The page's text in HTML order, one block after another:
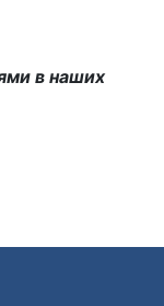
в наших